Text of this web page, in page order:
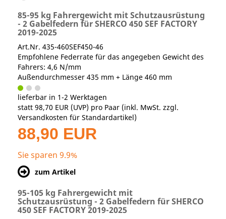
85-95 kg Fahrergewicht mit Schutzausrüstung
- 2 Gabelfedern für SHERCO 450 SEF FACTORY
2019-2025
Art.Nr. 435-460SEF450-46
Empfohlene Federrate für das angegeben Gewicht des
Fahrers: 4,6 N/mm
Außendurchmesser 435 mm + Länge 460 mm
lieferbar in 1-2 Werktagen
statt 98,70 EUR (UVP) pro Paar (inkl. MwSt. zzgl.
Versandkosten für Standardartikel)
88,90 EUR
Sie sparen 9.9%
zum Artikel
95-105 kg Fahrergewicht mit
Schutzausrüstung - 2 Gabelfedern für SHERCO
450 SEF FACTORY 2019-2025